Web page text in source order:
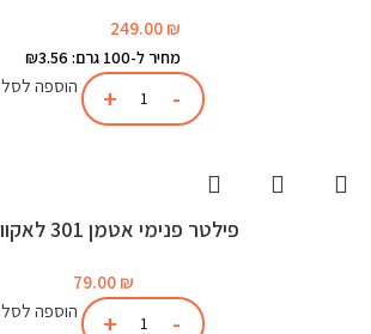
249.00 ₪
מחיר ל-100 גרם: ₪3.56
הוספה לסל
פילטר פנימי אטמן 301 לאקווריום
79.00 ₪
הוספה לסל